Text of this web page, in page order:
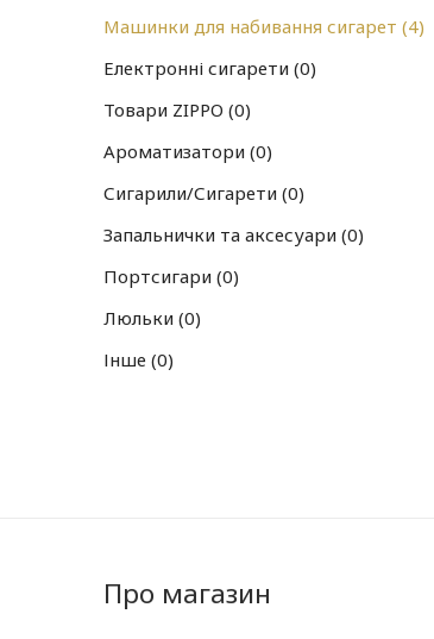
Машинки для набивання сигарет 4
Електронні сигарети 0
Товари ZIPPO 0
Ароматизатори 0
Сигарили/Сигарети 0
Запальнички та аксесуари 0
Портсигари 0
Люльки 0
Інше 0
Про магазин